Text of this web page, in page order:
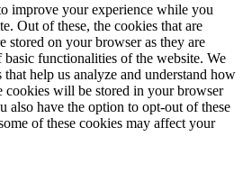
improve your experience while you
Out of these, the cookies that are
stored on your browser as they are
functionalities of the website. We
help us analyze and understand how
cookies will be stored in your browser
also have the option to opt-out of these
of these cookies may affect your